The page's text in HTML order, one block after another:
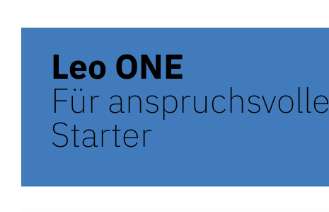
Leo ONE
Für anspruchsvolle
Starter